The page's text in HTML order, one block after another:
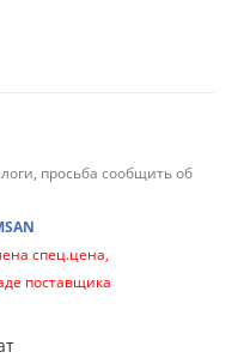
просьба сообщить об
спец.цена,
поставщика